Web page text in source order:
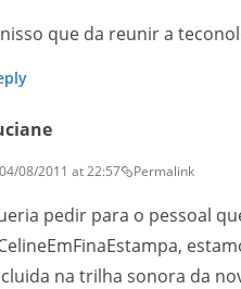
nisso que da reunir a
04/08/2011 at 22:57 Permalink
pedir para o pessoal
na trilha sonora da